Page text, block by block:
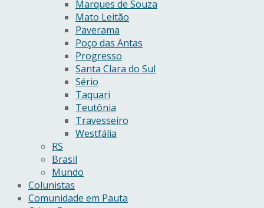
Marques de Souza
Mato Leitão
Paverama
Poço das Antas
Progresso
Santa Clara do Sul
Sério
Taquari
Teutônia
Travesseiro
Westfália
RS
Brasil
Mundo
Colunistas
Comunidade em Pauta